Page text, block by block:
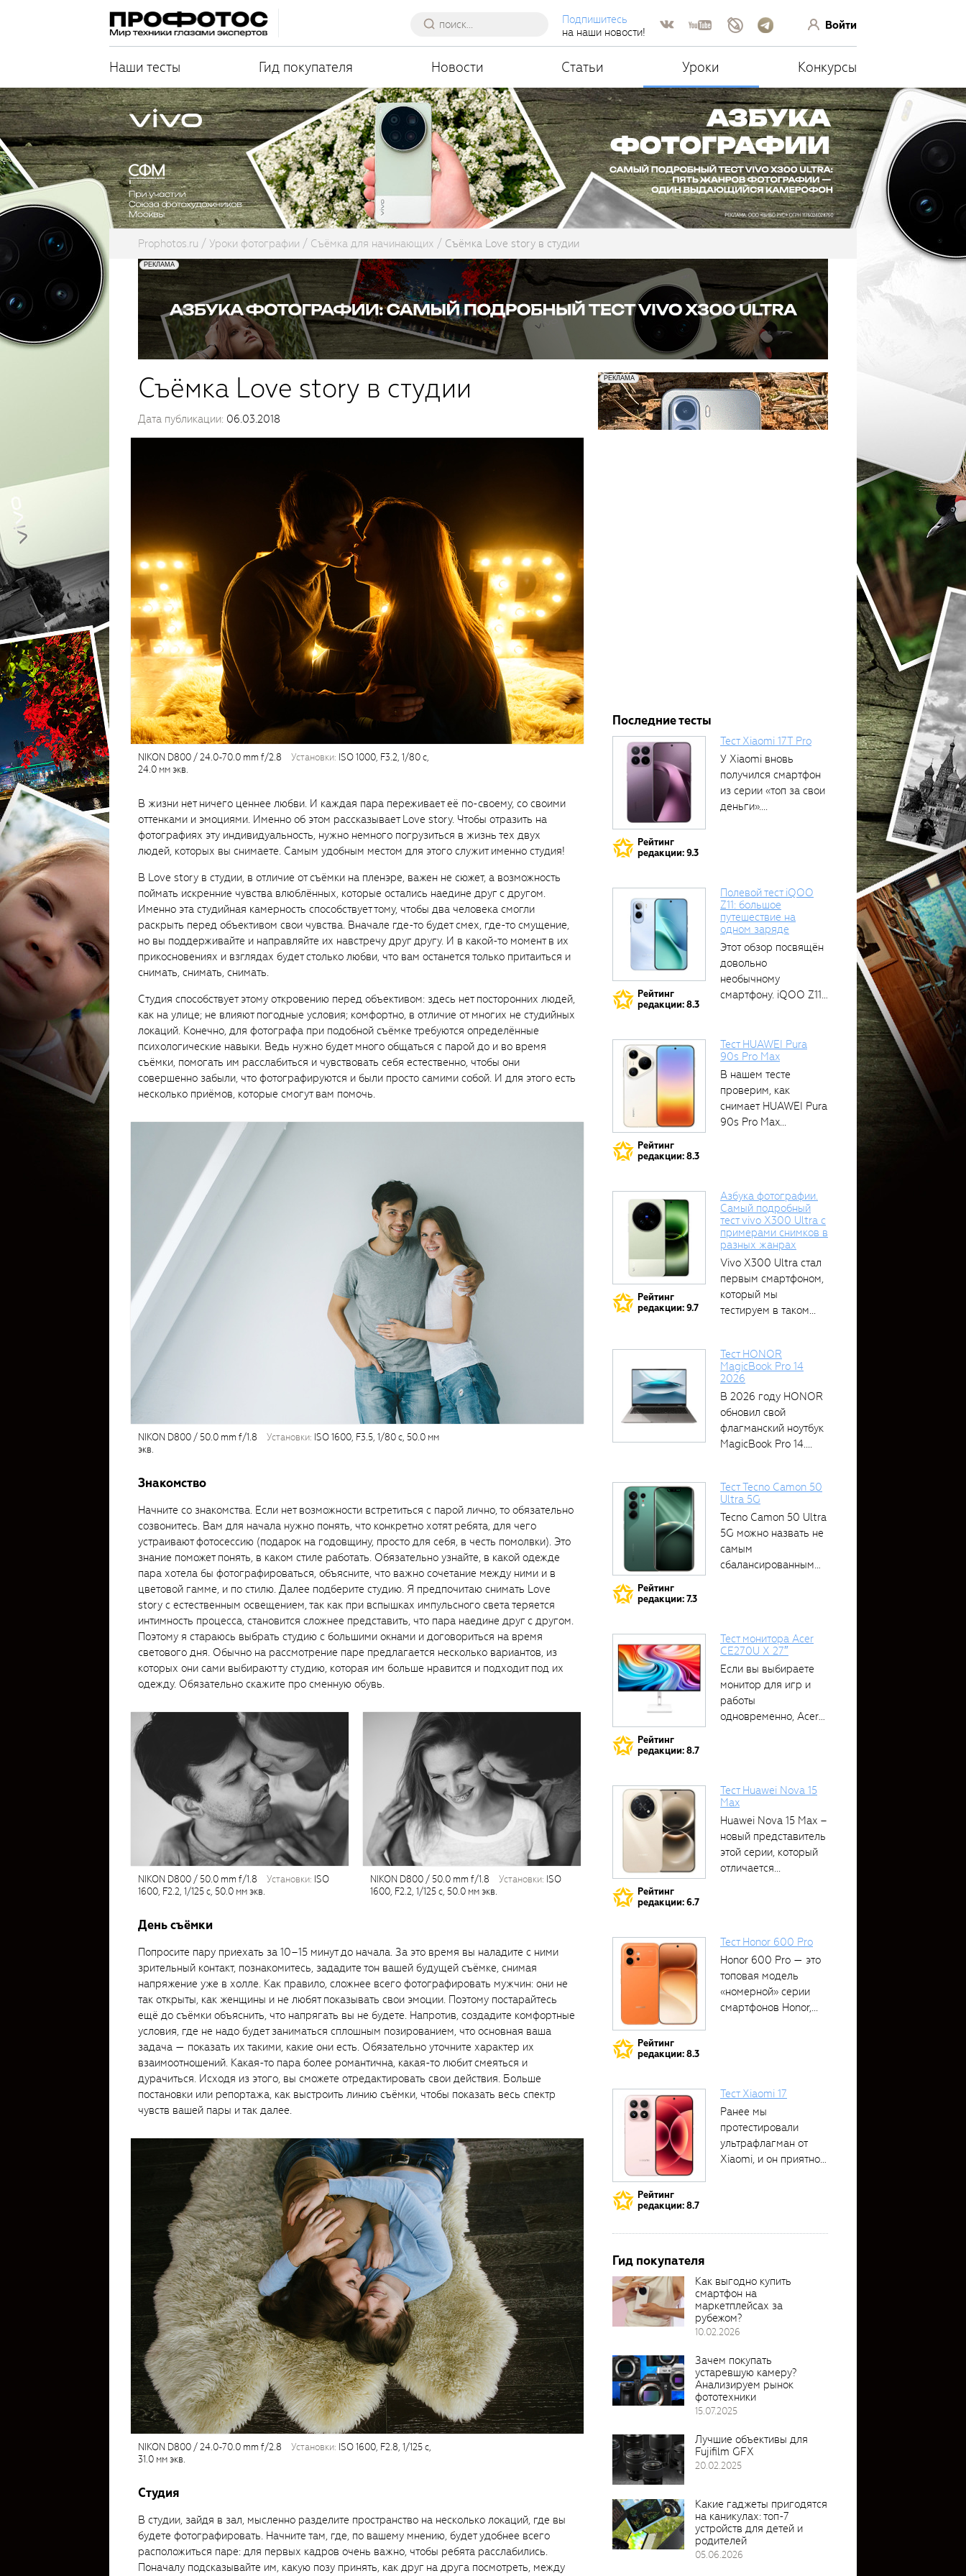
Подпишитесь
на наши новости!
Войти
Наши тесты Гид покупателя Новости Статьи Уроки Конкурсы
Prophotos.ru Уроки фотографии Съёмка для начинающих Съёмка Love story в студии
Съёмка Love story в студии
Дата публикации: 06.03.2018
NIKON D800 / 24.0-70.0 mm f/2.8 установки: ISO 1000, F3.2, 1/80 с,
24.0 мм экв.
В жизни нет ничего ценнее любви. И каждая пара переживает её по-своему, со своими
оттенками и эмоциями. Именно об этом рассказывает Love story. Чтобы отразить на
фотографиях эту индивидуальность, нужно немного погрузиться в жизнь тех двух
людей, которых вы снимаете. Самым удобным местом для этого служит именно студия!
В Love story в студии, в отличие от съёмки на пленэре, важен не сюжет, а возможность
поймать искренние чувства влюблённых, которые остались наедине друг с другом.
Именно эта студийная камерность способствует тому, чтобы два человека смогли
раскрыть перед объективом свои чувства. Вначале где-то будет смех, где-то смущение,
но вы поддерживайте и направляйте их навстречу друг другу. И в какой-то момент в их
прикосновениях и взглядах будет столько любви, что вам останется только притаиться и
снимать, снимать, снимать.
Студия способствует этому откровению перед объективом: здесь нет посторонних людей,
как на улице; не влияют погодные условия; комфортно, в отличие от многих не студийных
локаций. Конечно, для фотографа при подобной съёмке требуются определённые
психологические навыки. Ведь нужно будет много общаться с парой до и во время
съёмки, помогать им расслабиться и чувствовать себя естественно, чтобы они
совершенно забыли, что фотографируются и были просто самими собой. И для этого есть
несколько приёмов, которые смогут вам помочь.
NIKON D800 / 50.0 mm f/1.8 установки: ISO 1600, F3.5, 1/80 с, 50.0 мм
экв.
Знакомство
Начните со знакомства. Если нет возможности встретиться с парой лично, то обязательно
созвонитесь. Вам для начала нужно понять, что конкретно хотят ребята, для чего
устраивают фотосессию (подарок на годовщину, просто для себя, в честь помолвки). Это
знание поможет понять, в каком стиле работать. Обязательно узнайте, в какой одежде
пара хотела бы фотографироваться, объясните, что важно сочетание между ними и в
цветовой гамме, и по стилю. Далее подберите студию. Я предпочитаю снимать Love
story с естественным освещением, так как при вспышках импульсного света теряется
интимность процесса, становится сложнее представить, что пара наедине друг с другом.
Поэтому я стараюсь выбрать студию с большими окнами и договориться на время
светового дня. Обычно на рассмотрение паре предлагается несколько вариантов, из
которых они сами выбирают ту студию, которая им больше нравится и подходит под их
одежду. Обязательно скажите про сменную обувь.
NIKON D800 / 50.0 mm f/1.8 установки: ISO
1600, F2.2, 1/125 с, 50.0 мм экв.
NIKON D800 / 50.0 mm f/1.8 установки: ISO
1600, F2.2, 1/125 с, 50.0 мм экв.
День съёмки
Попросите пару приехать за 10–15 минут до начала. За это время вы наладите с ними
зрительный контакт, познакомитесь, зададите тон вашей будущей съёмке, снимая
напряжение уже в холле. Как правило, сложнее всего фотографировать мужчин: они не
так открыты, как женщины и не любят показывать свои эмоции. Поэтому постарайтесь
ещё до съёмки объяснить, что напрягать вы не будете. Напротив, создадите комфортные
условия, где не надо будет заниматься сплошным позированием, что основная ваша
задача — показать их такими, какие они есть. Обязательно уточните характер их
взаимоотношений. Какая-то пара более романтична, какая-то любит смеяться и
дурачиться. Исходя из этого, вы сможете отредактировать свои действия. Больше
постановки или репортажа, как выстроить линию съёмки, чтобы показать весь спектр
чувств вашей пары и так далее.
NIKON D800 / 24.0-70.0 mm f/2.8 установки: ISO 1600, F2.8, 1/125 с,
31.0 мм экв.
Студия
В студии, зайдя в зал, мысленно разделите пространство на несколько локаций, где вы
будете фотографировать. Начните там, где, по вашему мнению, будет удобнее всего
расположиться паре: для первых кадров очень важно, чтобы ребята расслабились.
Поначалу подсказывайте им, какую позу принять, как друг на друга посмотреть, между
Последние тесты
Рейтинг
редакции: 9.3
Тест Xiaomi 17T Pro
У Xiaomi вновь
получился смартфон
из серии «топ за свои
деньги»....
Рейтинг
редакции: 8.3
Полевой тест iQOO
Z11: большое
путешествие на
одном заряде
Этот обзор посвящён
довольно
необычному
смартфону. iQOO Z11
Рейтинг
редакции: 8.3
Тест HUAWEI Pura
90s Pro Max
В нашем тесте
проверим, как
снимает HUAWEI Pura
90s Pro Max...
Рейтинг
редакции: 9.7
Азбука фотографии.
Самый подробный
тест vivo X300 Ultra с
примерами снимков в
разных жанрах
Vivo X300 Ultra стал
первым смартфоном,
который мы
тестируем в таком...
Тест HONOR
MagicBook Pro 14
2026
В 2026 году HONOR
обновил свой
флагманский ноутбук
MagicBook Pro 14....
Рейтинг
редакции: 7.3
Тест Tecno Camon 50
Ultra 5G
Tecno Camon 50 Ultra
5G можно назвать не
самым
сбалансированным
Рейтинг
редакции: 8.7
Тест монитора Acer
CE270U X 27″
Если вы выбираете
монитор для игр и
работы
одновременно, Acer
Рейтинг
редакции: 6.7
Тест Huawei Nova 15
Max
Huawei Nova 15 Max –
новый представитель
этой серии, который
отличается...
Рейтинг
редакции: 8.3
Тест Honor 600 Pro
Honor 600 Pro — это
топовая модель
«номерной» серии
смартфонов Honor,...
Рейтинг
редакции: 8.7
Тест Xiaomi 17
Ранее мы
протестировали
ультрафлагман от
Xiaomi, и он приятно
Гид покупателя
Как выгодно купить
смартфон на
маркетплейсах за
рубежом?
10.02.2026
Зачем покупать
устаревшую камеру?
Анализируем рынок
фототехники
15.07.2025
Лучшие объективы для
Fujifilm GFX
20.02.2025
Какие гаджеты пригодятся
на каникулах: топ-7
устройств для детей и
родителей
05.06.2026